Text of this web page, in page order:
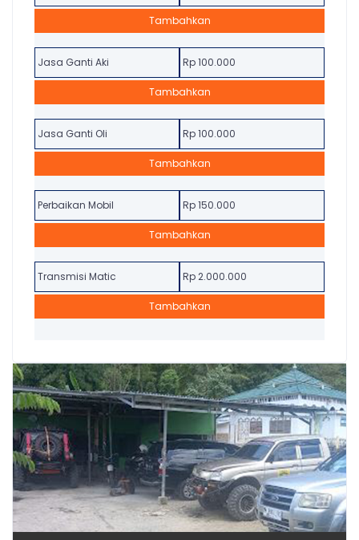
Tambahkan
Jasa Ganti Aki Rp 100.000
Tambahkan
Jasa Ganti Oli Rp 100.000
Tambahkan
Perbaikan Mobil Rp 150.000
Tambahkan
Transmisi Matic Rp 2.000.000
Tambahkan